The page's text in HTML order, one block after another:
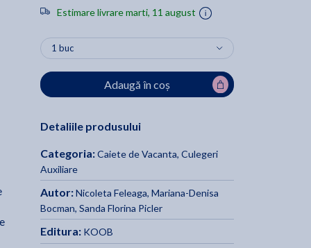
Estimare livrare marti, 11 august
Adaugă în coș
Detaliile produsului
Categoria:Caiete de Vacanta, Culegeri
Auxiliare
Autor:Nicoleta Feleaga, Mariana-Denisa
Bocman, Sanda Florina Picler
Editura:KOOB